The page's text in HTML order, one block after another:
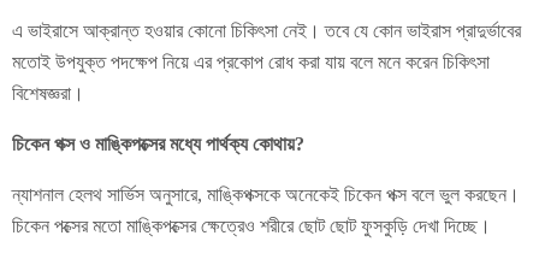
এ ভাইরাসে আক্রান্ত হওয়ার কোনো চিকিৎসা নেই। তবে যে কোন ভাইরাস প্রাদুর্ভাবের
মতোই উপযুক্ত পদক্ষেপ নিয়ে এর প্রকোপ রোধ করা যায় বলে মনে করেন চিকিৎসা
বিশেষজ্ঞরা।
চিকেন পক্স ও মাঙ্কিপক্সের মধ্যে পার্থক্য কোথায়?
ন্যাশনাল হেলথ সার্ভিস অনুসারে, মাঙ্কিপক্সকে অনেকেই চিকেন পক্স বলে ভুল করছেন।
চিকেন পক্সের মতো মাঙ্কিপক্সের ক্ষেত্রেও শরীরে ছোট ছোট ফুসকুড়ি দেখা দিচ্ছে।